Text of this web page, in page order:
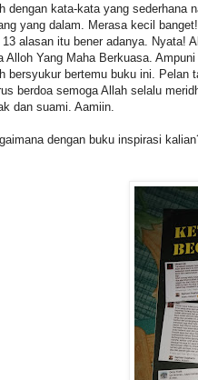
dengan kata-kata yang sederhana
yang dalam. Merasa kecil banget!
13 alasan itu bener adanya. Nyata!
Alloh Yang Maha Berkuasa.
bersyukur bertemu buku ini. Pelan
berdoa semoga Allah selalu
dan suami. Aamiin.
dengan buku inspirasi